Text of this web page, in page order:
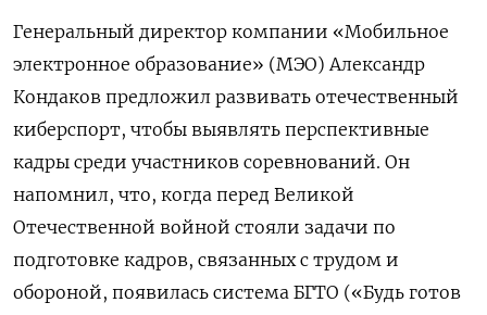
Генеральный директор компании «Мобильное
электронное образование» (МЭО) Александр
Кондаков предложил развивать отечественный
киберспорт, чтобы выявлять перспективные
кадры среди участников соревнований. Он
напомнил, что, когда перед Великой
Отечественной войной стояли задачи по
подготовке кадров, связанных с трудом и
обороной, появилась система БГТО («Будь готов